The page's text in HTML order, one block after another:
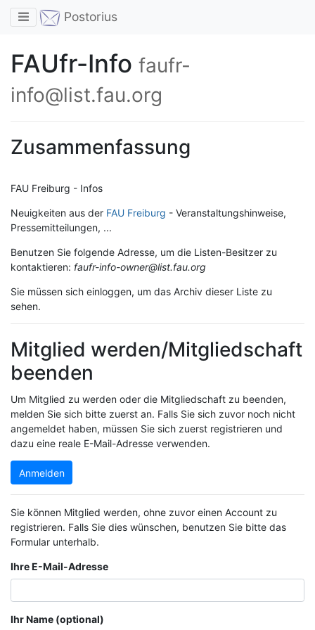
Toggle navigation
Postorius
FAUfr-Info faufr-
info@list.fau.org
Zusammenfassung
FAU Freiburg - Infos
Neuigkeiten aus der FAU Freiburg - Veranstaltungshinweise,
Pressemitteilungen, ...
Benutzen Sie folgende Adresse, um die Listen-Besitzer zu
kontaktieren: faufr-info-owner@list.fau.org
Sie müssen sich einloggen, um das Archiv dieser Liste zu
sehen.
Mitglied werden/Mitgliedschaft
beenden
Um Mitglied zu werden oder die Mitgliedschaft zu beenden,
melden Sie sich bitte zuerst an. Falls Sie sich zuvor noch nicht
angemeldet haben, müssen Sie sich zuerst registrieren und
dazu eine reale E-Mail-Adresse verwenden.
Anmelden
Sie können Mitglied werden, ohne zuvor einen Account zu
registrieren. Falls Sie dies wünschen, benutzen Sie bitte das
Formular unterhalb.
Ihre E-Mail-Adresse
Ihr Name (optional)